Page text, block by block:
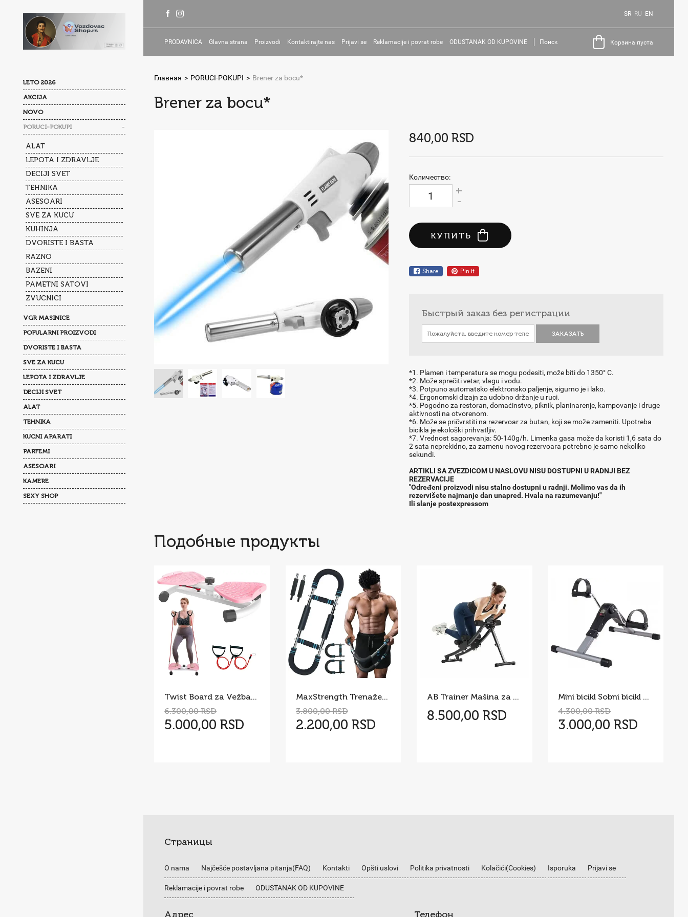
LETO 2026
AKCIJA
NOVO
PORUCI-POKUPI -
ALAT
LEPOTA I ZDRAVLJE
DECIJI SVET
TEHNIKA
ASESOARI
SVE ZA KUCU
KUHINJA
DVORISTE I BASTA
RAZNO
BAZENI
PAMETNI SATOVI
ZVUCNICI
VGR MASINICE
POPULARNI PROIZVODI
DVORISTE I BASTA
SVE ZA KUCU
LEPOTA I ZDRAVLJE
DECIJI SVET
ALAT
TEHNIKA
KUCNI APARATI
PARFEMI
ASESOARI
KAMERE
SEXY SHOP
SR RU EN
PRODAVNICA Glavna strana Proizvodi Kontaktirajte nas Prijavi se Reklamacije i povrat robe ODUSTANAK OD KUPOVINE Поиск Корзина пуста
Главная > PORUCI-POKUPI > Brener za bocu*
Brener za bocu*
840,00 RSD
Количество:
+
-
КУПИТЬ
Share Pin it
Быстрый заказ без регистрации
*1. Plamen i temperatura se mogu podesiti, može biti do 1350° C.
*2. Može sprečiti vetar, vlagu i vodu.
*3. Potpuno automatsko elektronsko paljenje, sigurno je i lako.
*4. Ergonomski dizajn za udobno držanje u ruci.
*5. Pogodno za restoran, domaćinstvo, piknik, planinarenje, kampovanje i druge
aktivnosti na otvorenom.
*6. Može se pričvrstiti na rezervoar za butan, koji se može zameniti. Upotreba
bicikla je ekološki prihvatljiv.
*7. Vrednost sagorevanja: 50-140g/h. Limenka gasa može da koristi 1,6 sata do
2 sata neprekidno, za zamenu novog rezervoara potrebno je samo nekoliko
sekundi.
ARTIKLI SA ZVEZDICOM U NASLOVU NISU DOSTUPNI U RADNJI BEZ
REZERVACIJE
"Određeni proizvodi nisu stalno dostupni u radnji. Molimo vas da ih
rezervišete najmanje dan unapred. Hvala na razumevanju!"
Ili slanje postexpressom
Подобные продукты
Twist Board za Vežbanje – Rotaciona Sprava za Struk i Stomak
6.300,00 RSD
5.000,00 RSD
MaxStrength Trenažer za Jačanje Celog Tela
3.800,00 RSD
2.200,00 RSD
AB Trainer Mašina za Trbušnjake 200 kg
8.500,00 RSD
Mini bicikl Sobni bicikl pedale Kucni mini bickl
4.300,00 RSD
3.000,00 RSD
Страницы
O nama Najčešće postavljana pitanja(FAQ) Kontakti Opšti uslovi Politika privatnosti Kolačići(Cookies) Isporuka Prijavi se
Reklamacije i povrat robe ODUSTANAK OD KUPOVINE
Адрес Телефон